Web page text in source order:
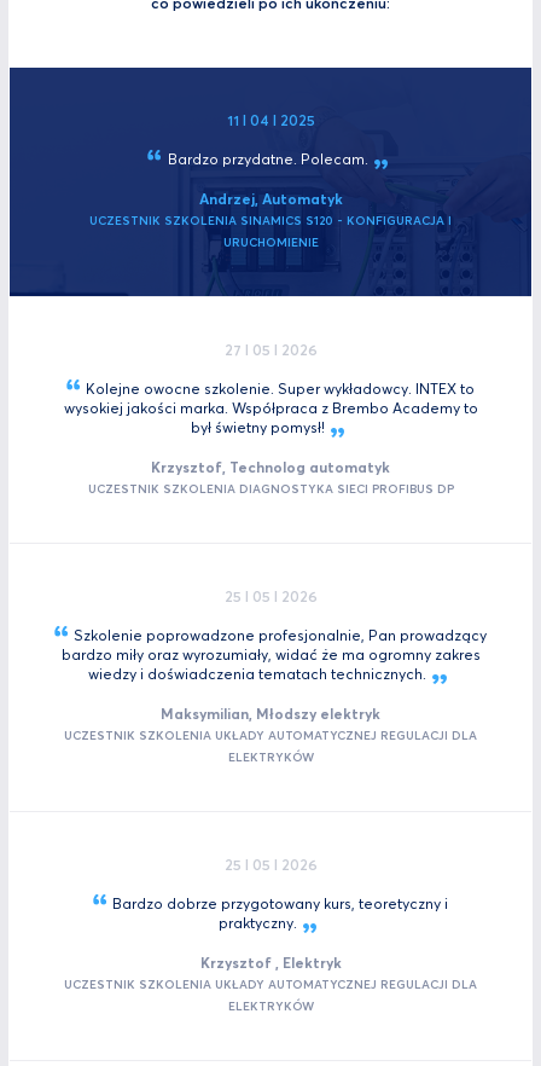
11 I 04 I 2025
Bardzo przydatne. Polecam.
Andrzej, Automatyk
UCZESTNIK SZKOLENIA SINAMICS S120 - KONFIGURACJA I
URUCHOMIENIE
27 I 05 I 2026
Kolejne owocne szkolenie. Super wykładowcy. INTEX to
wysokiej jakości marka. Współpraca z Brembo Academy to
był świetny pomysł!
Krzysztof, Technolog automatyk
UCZESTNIK SZKOLENIA DIAGNOSTYKA SIECI PROFIBUS DP
25 I 05 I 2026
Szkolenie poprowadzone profesjonalnie, Pan prowadzący
bardzo miły oraz wyrozumiały, widać że ma ogromny zakres
wiedzy i doświadczenia tematachtechnicznych.
Maksymilian, Młodszy elektryk
UCZESTNIK SZKOLENIA UKŁADY AUTOMATYCZNEJ REGULACJI DLA
ELEKTRYKÓW
25 I 05 I 2026
Bardzo dobrze przygotowany kurs, teoretyczny i
praktyczny.
Krzysztof , Elektryk
UCZESTNIK SZKOLENIA UKŁADY AUTOMATYCZNEJ REGULACJI DLA
ELEKTRYKÓW